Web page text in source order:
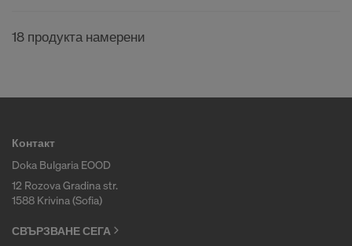
18 продукта намерени
Контакт
Doka Bulgaria EOOD
12 Rozova Gradina str.
1588 Krivina (Sofia)
СВЪРЗВАНЕ СЕГА